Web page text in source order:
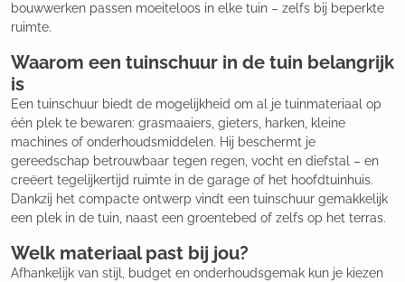
bouwwerken passen moeiteloos in elke tuin – zelfs bij beperkte
ruimte.
Waarom een tuinschuur in de tuin belangrijk
is
Een tuinschuur biedt de mogelijkheid om al je tuinmateriaal op
één plek te bewaren: grasmaaiers, gieters, harken, kleine
machines of onderhoudsmiddelen. Hij beschermt je
gereedschap betrouwbaar tegen regen, vocht en diefstal – en
creëert tegelijkertijd ruimte in de garage of het hoofdtuinhuis.
Dankzij het compacte ontwerp vindt een tuinschuur gemakkelijk
een plek in de tuin, naast een groentebed of zelfs op het terras.
Welk materiaal past bij jou?
Afhankelijk van stijl, budget en onderhoudsgemak kun je kiezen